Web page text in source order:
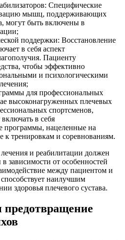
Специфические
мышц, поддерживающих
могут быть включены в
поддержки: Восстановление
в себя аспект
Пациенту
чтобы эффективно
и психологическими
для профессиональных
высоконагруженных плечевых
спортсменов,
в себя
программы, нацеленные на
к тренировкам и соревнованиям.
и реабилитации должен
зависимости от особенностей
между пациентом и
наилучшим
здоровья плечевого сустава.